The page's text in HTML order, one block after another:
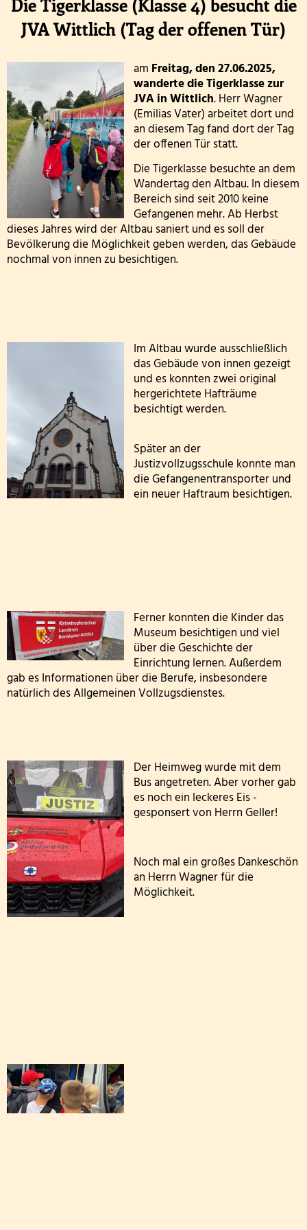
Wandertag am sechsten Oktober
Erntedankgottesdienst der Klassenstufe 3
Leslie die Leseratte zu Besuch!
Klasse 2000 - die erste Stunde in der
Autorenlesung Sascha Gutzeit 27.11.2025
Theater in der Turnhalle! 2025
Theaterfahrt nach Trier 2025
Adventsfensteraktion 3. Schuljahr-2
Handballaktionstag 2026
Besuch der dritten Klassen in der Kläranlage
Klasse 2000! bei den Wölflingen
Klasse 2000 - die erste Stunde! in der Bärenklasse
Wandertag am 24.03.2026
Die 4. Klasse war in der Wildbadmühle
Die Drittklässler bei den Waldjugendspielen
Die Frösche zu Besuch in der Wildbadmühle
Känguru Wettbewerb 2026
Blumen pflanzen für die Fensterbänke
Sportfest der Grundschule St. Andreas Altrich
Der amtierende Vizeweltmeister im
Mitmachzirkus Kobern-Gondorf
Kreissportfest 2026
Archiv: Aktionen während des Schuljahres 2020/
Personal
Kooperationen
Geschichte und Informationen zum
Die
Tigerklasse
(Klasse
4)
besucht
die
JVA
Wittlich
(Tag
der
offenen
Die Tigerklasse (Klasse 4) besucht die
JVA Wittlich (Tag der offenen Tür)
am Freitag, den 27.06.2025,
wanderte die Tigerklasse zur
JVA in Wittlich. Herr Wagner
(Emilias Vater) arbeitet dort und
an diesem Tag fand dort der Tag
der offenen Tür statt.
Die Tigerklasse besuchte an dem
Wandertag den Altbau. In diesem
Bereich sind seit 2010 keine
Gefangenen mehr. Ab Herbst
dieses Jahres wird der Altbau saniert und es soll der
Bevölkerung die Möglichkeit geben werden, das Gebäude
nochmal von innen zu besichtigen.
Im Altbau wurde ausschließlich
das Gebäude von innen gezeigt
und es konnten zwei original
hergerichtete Hafträume
besichtigt werden.
Später an der
Justizvollzugsschule konnte man
die Gefangenentransporter und
ein neuer Haftraum besichtigen.
Ferner konnten die Kinder das
Museum besichtigen und viel
über die Geschichte der
Einrichtung lernen. Außerdem
gab es Informationen über die Berufe, insbesondere
natürlich des Allgemeinen Vollzugsdienstes.
Der Heimweg wurde mit dem
Bus angetreten. Aber vorher gab
es noch ein leckeres Eis -
gesponsert von Herrn Geller!
Noch mal ein großes Dankeschön
an Herrn Wagner für die
Möglichkeit.